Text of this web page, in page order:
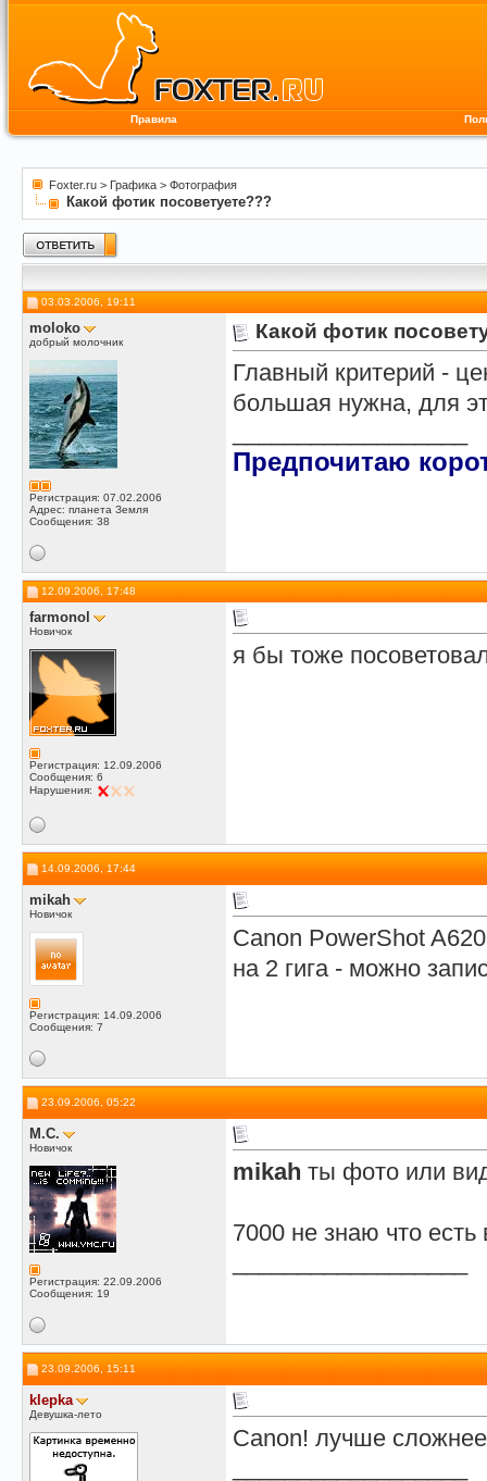
Правила
Foxter.ru > Графика > Фотография
Какой фотик посоветуете???
03.03.2006, 19:11
moloko
добрый молочник
Регистрация: 07.02.2006
Адрес: планета Земля
Сообщения: 38
Какой фотик
Главный критерий -
большая нужна, для
Предпочитаю
12.09.2006, 17:48
farmonol
Новичок
Регистрация: 12.09.2006
Сообщения: 6
Нарушения:
я бы тоже
14.09.2006, 17:44
mikah
Новичок
Регистрация: 14.09.2006
Сообщения: 7
Canon PowerShot
на 2 гига - можно
23.09.2006, 05:22
M.C.
Новичок
Регистрация: 22.09.2006
Сообщения: 19
mikah ты фото или
7000 не знаю что
23.09.2006, 15:11
klepka
Девушка-лето
Canon! лучше